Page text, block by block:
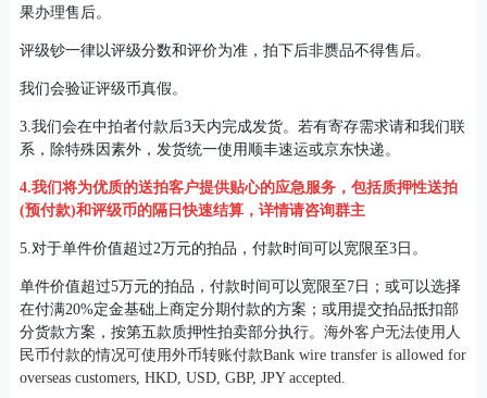
果办理售后。
评级钞一律以评级分数和评价为准，拍下后非赝品不得售后。
我们会验证评级币真假。
3.我们会在中拍者付款后3天内完成发货。若有寄存需求请和我们联
系，除特殊因素外，发货统一使用顺丰速运或京东快递。
4.我们将为优质的送拍客户提供贴心的应急服务，包括质押性送拍
(预付款)和评级币的隔日快速结算，详情请咨询群主
5.对于单件价值超过2万元的拍品，付款时间可以宽限至3日。
单件价值超过5万元的拍品，付款时间可以宽限至7日；或可以选择
在付满20%定金基础上商定分期付款的方案；或用提交拍品抵扣部
分货款方案，按第五款质押性拍卖部分执行。 海外客户无法使用人
民币付款的情况可使用外币转账付款Bank wire transfer is allowed for
overseas customers, HKD, USD, GBP, JPY accepted.